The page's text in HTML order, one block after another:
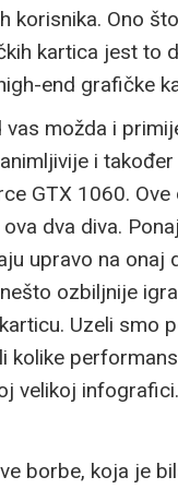
korisnika. Ono
kartica jest to
end grafičke
možda i
i
GTX 1060.
dva diva.
upravo na onaj
ozbiljnije
Uzeli smo
kolike
velikoj infografici.
borbe, koja je